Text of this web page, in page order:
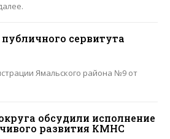
сервитута
Ямальского района №9 от
обсудили исполнение
развития КМНС